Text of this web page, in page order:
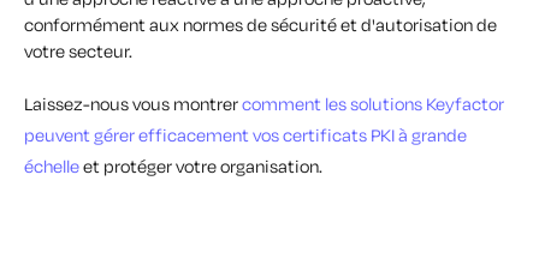
conformément aux normes de sécurité et d'autorisation de
votre secteur.
Laissez-nous vous montrercomment les solutions Keyfactor
peuvent gérer efficacement vos certificats PKI à grande
échelleet protéger votre organisation.